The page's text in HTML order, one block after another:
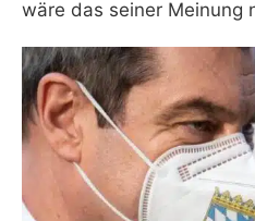
wäre das seiner Meinung